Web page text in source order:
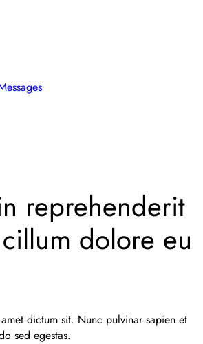
reprehenderit
dolore eu
dictum sit. Nunc pulvinar sapien et
sed egestas.